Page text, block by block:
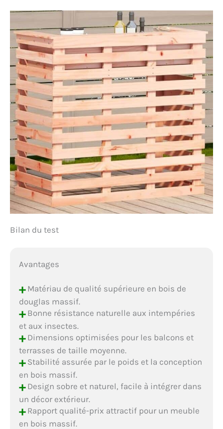
Bilan du test
Avantages
+Matériau de qualité supérieure en bois de
douglas massif.
+Bonne résistance naturelle aux intempéries
et aux insectes.
+Dimensions optimisées pour les balcons et
terrasses de taille moyenne.
+Stabilité assurée par le poids et la conception
en bois massif.
+Design sobre et naturel, facile à intégrer dans
un décor extérieur.
+Rapport qualité-prix attractif pour un meuble
en bois massif.